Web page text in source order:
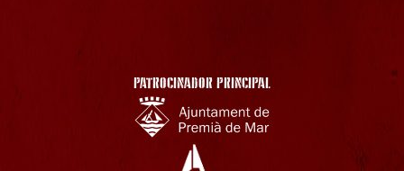
PATROCINADOR PRINCIPAL